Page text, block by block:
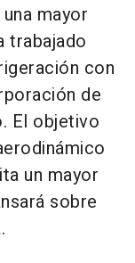
mayor
trabajado
con
de
El objetivo
un mayor
sobre